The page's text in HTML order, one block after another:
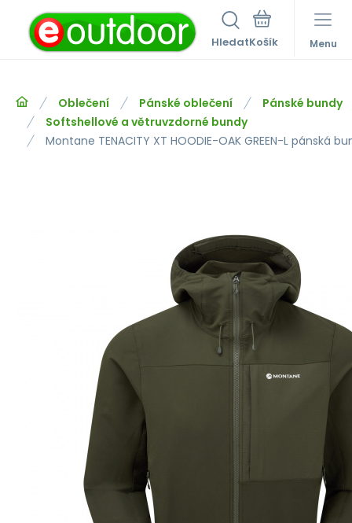
Hledat Menu
Oblečení Pánské oblečení
Pánské bundy
Softshellové a větruvzdorné bundy
Montane TENACITY XT HOODIE-OAK GREEN-L pánská